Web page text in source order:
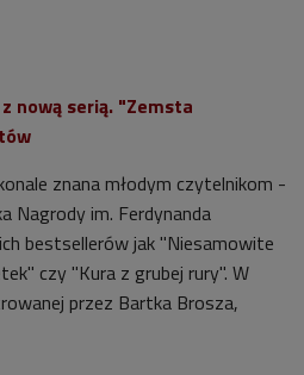
nową serią. "Zemsta
znana młodym czytelnikom -
Nagrody im. Ferdynanda
bestsellerów jak "Niesamowite
czy "Kura z grubej rury". W
przez Bartka Brosza,